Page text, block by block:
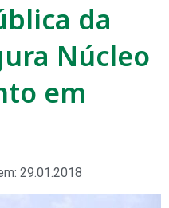
da
Núcleo
em
29.01.2018